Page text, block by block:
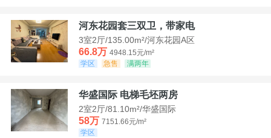
河东花园套三双卫，带家电
3室2厅/135.00m²/河东花园A区
66.8万 4948.15元/m²
学区
急售 满两年
华盛国际 电梯毛坯两房
2室2厅/81.10m²/华盛国际
58万 7151.66元/m²
学区